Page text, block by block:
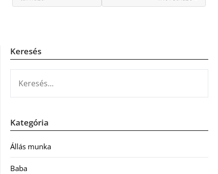
Keresés
Kategória
Állás munka
Baba